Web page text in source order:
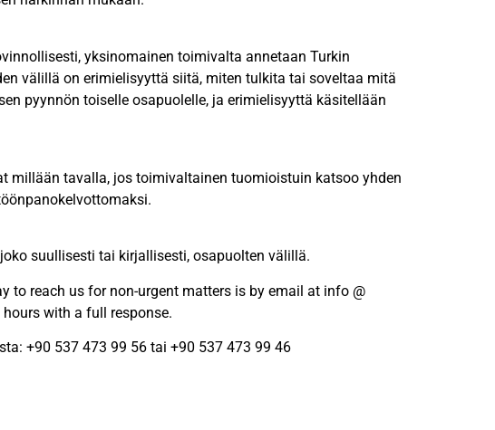
yksinomainen toimivalta annetaan Turkin
välillä on erimielisyyttä siitä, miten tulkita tai soveltaa mitä
pyynnön toiselle osapuolelle, ja erimielisyyttä käsitellään
millään tavalla, jos toimivaltainen tuomioistuin katsoo yhden
suullisesti tai kirjallisesti, osapuolten välillä.
to reach us for non-urgent matters is by email at info @
with a full response.
+90 537 473 99 56 tai +90 537 473 99 46